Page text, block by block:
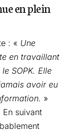
en plein
: « Une
en travaillant
SOPK. Elle
avoir eu
»
suivant